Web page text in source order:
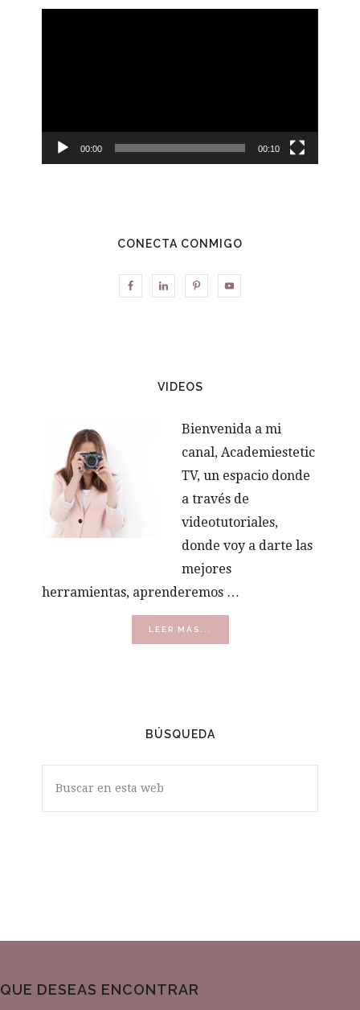
00:00 00:10
CONECTA CONMIGO
VIDEOS
Bienvenida a mi
canal, Academiestetic
TV, un espacio donde
a través de
videotutoriales,
donde voy a darte las
mejores
herramientas, aprenderemos …
LEER MÁS...
DE
BÚSQUEDA
QUE DESEAS ENCONTRAR